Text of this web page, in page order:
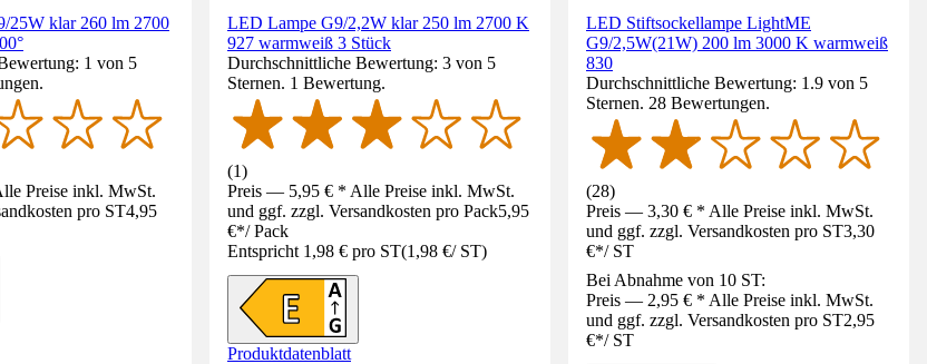
25W klar 260 lm 2700
1 von 5
Preise inkl. MwSt.
pro ST4,95
LED Lampe G9/2,2W klar 250 lm 2700 K
927 warmweiß 3 Stück
Durchschnittliche Bewertung: 3 von 5
Sternen. 1 Bewertung.
(1)
Preis — 5,95 € * Alle Preise inkl. MwSt.
und ggf. zzgl. Versandkosten pro Pack5,95
€*/ Pack
Entspricht 1,98 € pro ST(1,98 €/ ST)
Produktdatenblatt
LED Stiftsockellampe LightME
G9/2,5W(21W) 200 lm 3000 K warmweiß
830
Durchschnittliche Bewertung: 1.9 von 5
Sternen. 28 Bewertungen.
(28)
Preis — 3,30 € * Alle Preise inkl. MwSt.
und ggf. zzgl. Versandkosten pro ST3,30
€*/ ST
Bei Abnahme von 10 ST:
Preis — 2,95 € * Alle Preise inkl. MwSt.
und ggf. zzgl. Versandkosten pro ST2,95
€*/ ST